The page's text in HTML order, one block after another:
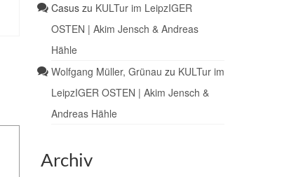
Casuszu KULTur im LeipzIGER
OSTEN | Akim Jensch & Andreas
Hähle
Wolfgang Müller, Grünau zu KULTur im
LeipzIGER OSTEN | Akim Jensch &
Andreas Hähle
Archiv